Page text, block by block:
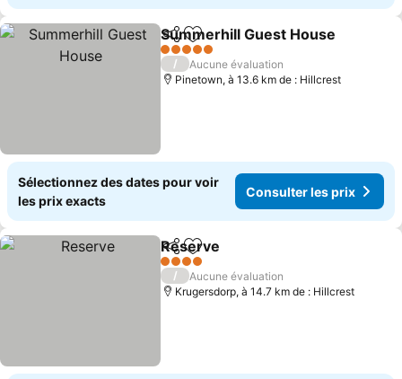
PartagerAjouter à mes favoris
Summerhill Guest House
5 Étoiles
/
Aucune évaluation
Pinetown, à 13.6 km de : Hillcrest
Sélectionnez des dates pour voir
les prix exacts
Consulter les prix
PartagerAjouter à mes favoris
Reserve
4 Étoiles
/
Aucune évaluation
Krugersdorp, à 14.7 km de : Hillcrest